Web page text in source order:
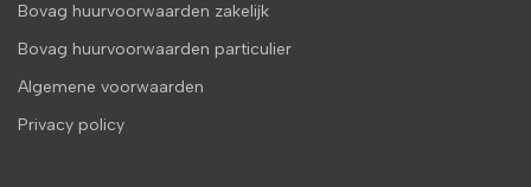
Bovag huurvoorwaarden zakelijk
Bovag huurvoorwaarden particulier
Algemene voorwaarden
Privacy policy